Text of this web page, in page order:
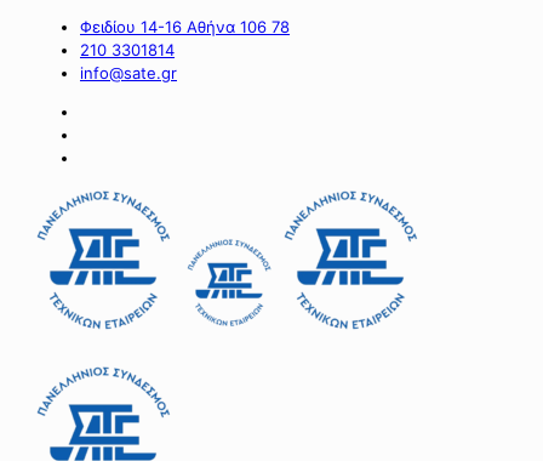
Φειδίου 14-16 Αθήνα 106 78
210 3301814
info@sate.gr